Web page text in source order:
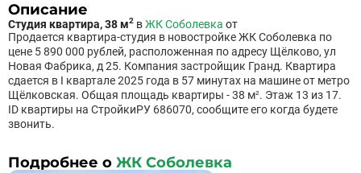
Описание
Студия квартира, 38 м2 вЖК Соболевка от
Продается квартира-студия в новостройке ЖК Соболевка по
цене 5 890 000 рублей, расположенная по адресу Щёлково, ул
Новая Фабрика, д 25. Компания застройщик Гранд. Квартира
сдается в I квартале 2025 года в 57 минутах на машине от метро
Щёлковская. Общая площадь квартиры - 38 м². Этаж 13 из 17.
ID квартиры на СтройкиРУ 686070, сообщите его когда будете
звонить.
Подробнее о ЖК Соболевка